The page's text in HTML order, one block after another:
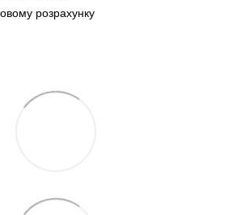
розрахунку